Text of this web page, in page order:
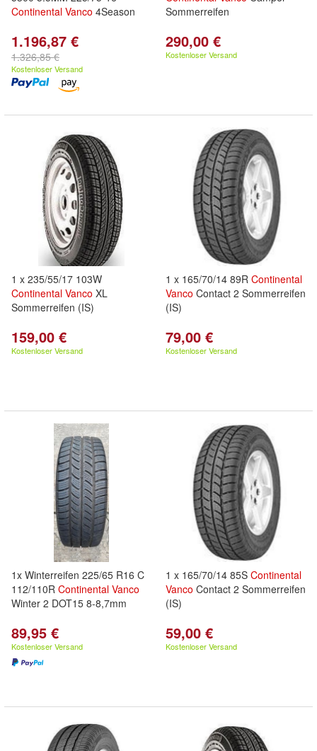
Continental Vanco 4Season
1.196,87 €
1.326,85 €
Kostenloser Versand
Sommerreifen
290,00 €
Kostenloser Versand
1 x 235/55/17 103W
Continental Vanco XL
Sommerreifen (IS)
159,00 €
Kostenloser Versand
1 x 165/70/14 89R Continental
Vanco Contact 2 Sommerreifen
(IS)
79,00 €
Kostenloser Versand
1x Winterreifen 225/65 R16 C
112/110R Continental Vanco
Winter 2 DOT15 8-8,7mm
89,95 €
Kostenloser Versand
1 x 165/70/14 85S Continental
Vanco Contact 2 Sommerreifen
(IS)
59,00 €
Kostenloser Versand